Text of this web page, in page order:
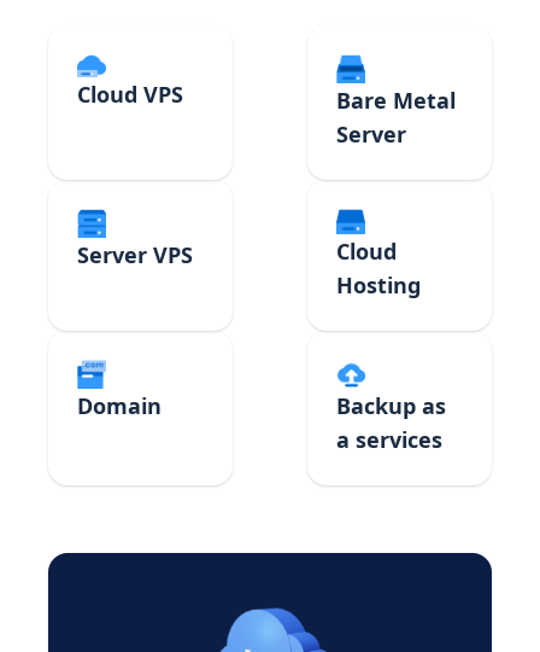
Cloud VPS
Bare Metal
Server
Server VPS
Cloud
Hosting
Domain
Backup as
a services